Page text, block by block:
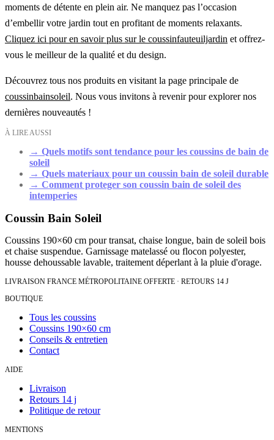
moments de détente en plein air. Ne manquez pas l’occasion
d’embellir votre jardin tout en profitant de moments relaxants.
Cliquez ici pour en savoir plus sur le coussinfauteuiljardin et offrez-
vous le meilleur de la qualité et du design.
Découvrez tous nos produits en visitant la page principale de
coussinbainsoleil. Nous vous invitons à revenir pour explorer nos
dernières nouveautés !
À LIRE AUSSI
→ Quels motifs sont tendance pour les coussins de bain de
soleil
→ Quels materiaux pour un coussin bain de soleil durable
→ Comment proteger son coussin bain de soleil des
intemperies
Coussin Bain Soleil
Coussins 190×60 cm pour transat, chaise longue, bain de soleil bois
et chaise suspendue. Garnissage matelassé ou flocon polyester,
housse dehoussable lavable, traitement déperlant à la pluie d'orage.
LIVRAISON FRANCE MÉTROPOLITAINE OFFERTE · RETOURS 14 J
BOUTIQUE
Tous les coussins
Coussins 190×60 cm
Conseils & entretien
Contact
AIDE
Livraison
Retours 14 j
Politique de retour
MENTIONS